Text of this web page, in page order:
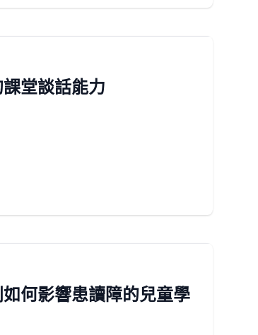
堂談話能力
何影響患讀障的兒童學